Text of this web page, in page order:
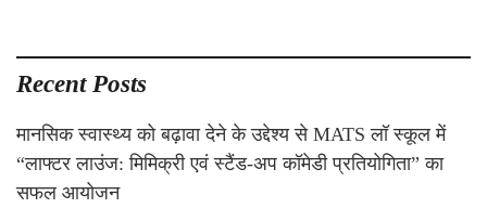
Recent Posts
मानसिक स्वास्थ्य को बढ़ावा देने के उद्देश्य से MATS लॉ स्कूल में
“लाफ्टर लाउंज: मिमिक्री एवं स्टैंड-अप कॉमेडी प्रतियोगिता” का
सफल आयोजन